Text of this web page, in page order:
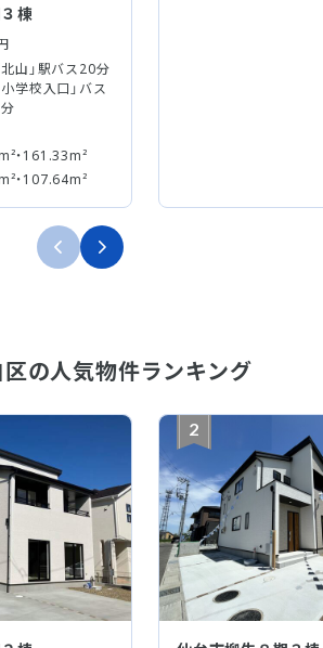
棟
山」駅バス20分
小学校入口」バス
・161.33m²
・107.64m²
の人気物件ランキング
2